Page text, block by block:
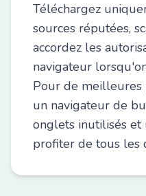
Téléchargez
sources réputées,
accordez les
navigateur
Pour de meilleures
un navigateur de
onglets inutilisés et
profiter de tous les